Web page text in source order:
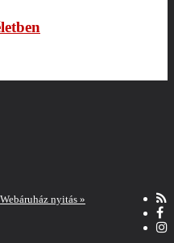
Webáruház nyitás »